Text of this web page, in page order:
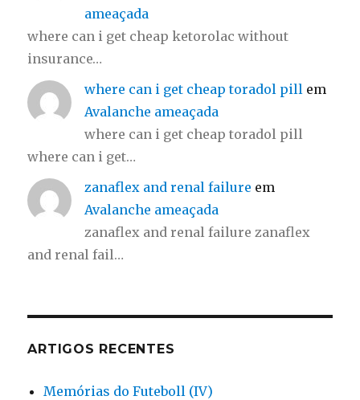
ameaçada
where can i get cheap ketorolac without
insurance…
where can i get cheap toradol pill em
Avalanche ameaçada
where can i get cheap toradol pill
where can i get…
zanaflex and renal failure em
Avalanche ameaçada
zanaflex and renal failure zanaflex
and renal fail…
ARTIGOS RECENTES
Memórias do Futeboll (IV)